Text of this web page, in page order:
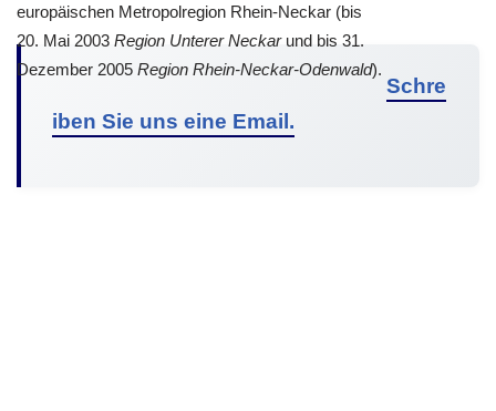
europäischen Metropolregion Rhein-Neckar (bis
20. Mai 2003 Region Unterer Neckarund bis 31.
Dezember 2005 Region Rhein-Neckar-Odenwald).
Schre
iben Sie uns eine Email.